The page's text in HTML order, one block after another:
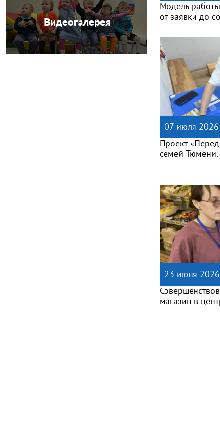
Видеогалерея
Модель
от заявки до
Проект
семей Тюмени.
07 июля 2026
магазин в
23 июня 2026